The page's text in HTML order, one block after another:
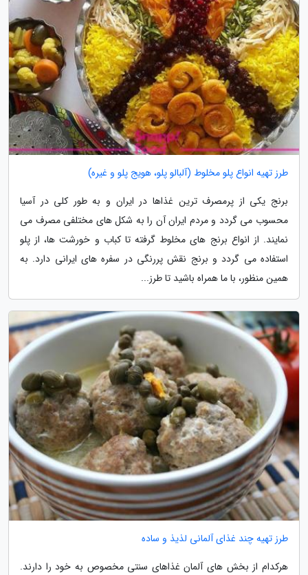
طرز تهیه انواع پلو مخلوط (آلبالو پلو، هویج پلو و غیره)
برنج یکی از پرمصرف ترین غذاها در ایران و به طور کلی در آسیا
محسوب می گردد و مردم ایران آن را به شکل های مختلفی مصرف می
نمایند. از انواع برنج های مخلوط گرفته تا کباب و خورشت ها، از پلو
استفاده می گردد و برنج نقش پررنگی در سفره های ایرانی دارد. به
همین منظور، با ما همراه باشید تا طرز...
طرز تهیه چند غذای آلمانی لذیذ و ساده
هرکدام از بخش های آلمان غذاهای سنتی مخصوص به خود را دارند.